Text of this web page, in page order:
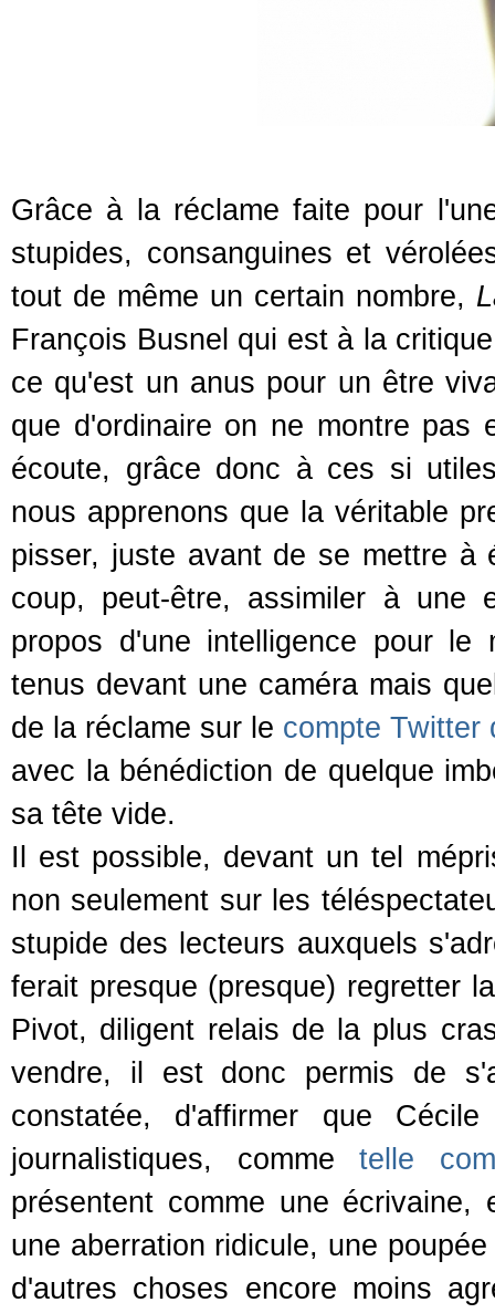
Grâce à la réclame faite pour
stupides, consanguines et
tout de même un certain nombre,
François Busnel qui est à la
ce qu'est un anus pour un être
que d'ordinaire on ne montre pas
écoute, grâce donc à ces si
nous apprenons que la véritable
pisser, juste avant de se mettre à
coup, peut-être, assimiler à une
propos d'une intelligence pour le
tenus devant une caméra mais
de la réclame sur le compte Twitter
avec la bénédiction de quelque
sa tête vide.
Il est possible, devant un tel
non seulement sur les
stupide des lecteurs auxquels
ferait presque (presque) regretter
Pivot, diligent relais de la plus
vendre, il est donc permis de
constatée, d'affirmer que
journalistiques, commetelle
présentent comme une écrivaine,
une aberration ridicule, une
d'autres choses encore moins